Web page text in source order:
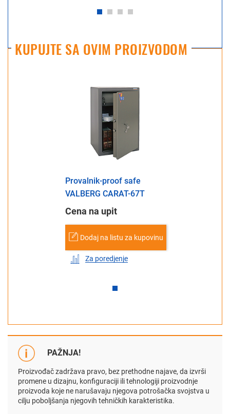
KUPUJTE SA OVIM PROIZVODOM
Provalnik-proof safe
VALBERG CARAT-67T
Cena na upit
Dodaj na listu za kupovinu
Za poredjenje
PAŽNJA!
Proizvođač zadržava pravo, bez prethodne najave, da izvrši
promene u dizajnu, konfiguraciji ili tehnologiji proizvodnje
proizvoda koje ne narušavaju njegova potrošačka svojstva u
cilju poboljšanja njegovih tehničkih karakteristika.